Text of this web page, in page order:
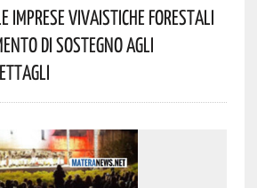
Imprese Vivaistiche Forestali
Di Sostegno Agli